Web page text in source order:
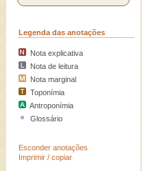
Legenda das anotações
Nota explicativa
Nota de leitura
Nota marginal
Toponímia
Antroponímia
Glossário
Esconder anotações
Imprimir / copiar